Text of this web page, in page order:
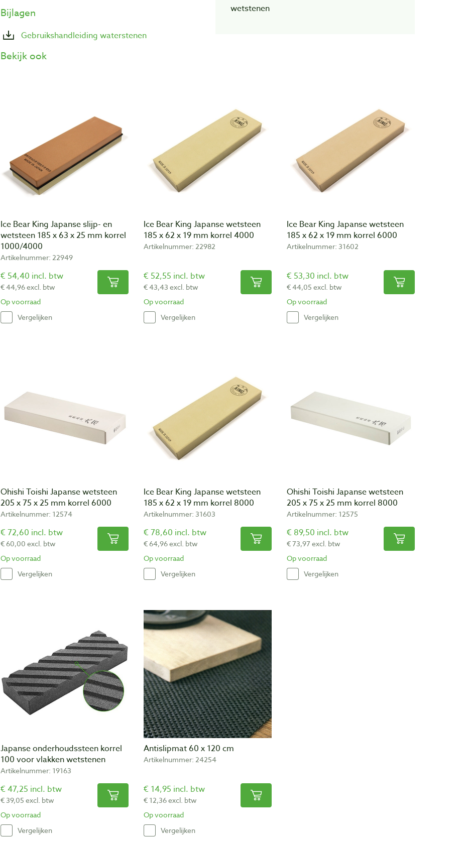
Bijlagen
Gebruikshandleiding waterstenen
wetstenen
Bekijk ook
Ice Bear King Japanse slijp- en
wetsteen 185 x 63 x 25 mm korrel
1000/4000
Artikelnummer: 22949
€ 54,40 incl. btw
€ 44,96 excl. btw
Op voorraad
Vergelijken
Ice Bear King Japanse wetsteen
185 x 62 x 19 mm korrel 4000
Artikelnummer: 22982
€ 52,55 incl. btw
€ 43,43 excl. btw
Op voorraad
Vergelijken
Ice Bear King Japanse wetsteen
185 x 62 x 19 mm korrel 6000
Artikelnummer: 31602
€ 53,30 incl. btw
€ 44,05 excl. btw
Op voorraad
Vergelijken
Ohishi Toishi Japanse wetsteen
205 x 75 x 25 mm korrel 6000
Artikelnummer: 12574
€ 72,60 incl. btw
€ 60,00 excl. btw
Op voorraad
Vergelijken
Ice Bear King Japanse wetsteen
185 x 62 x 19 mm korrel 8000
Artikelnummer: 31603
€ 78,60 incl. btw
€ 64,96 excl. btw
Op voorraad
Vergelijken
Ohishi Toishi Japanse wetsteen
205 x 75 x 25 mm korrel 8000
Artikelnummer: 12575
€ 89,50 incl. btw
€ 73,97 excl. btw
Op voorraad
Vergelijken
Japanse onderhoudssteen korrel
100 voor vlakken wetstenen
Artikelnummer: 19163
€ 47,25 incl. btw
€ 39,05 excl. btw
Op voorraad
Vergelijken
Antislipmat 60 x 120 cm
Artikelnummer: 24254
€ 14,95 incl. btw
€ 12,36 excl. btw
Op voorraad
Vergelijken